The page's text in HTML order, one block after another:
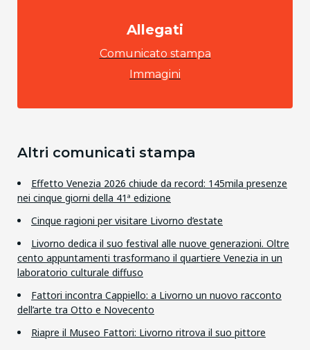
Allegati
Comunicato stampa
Immagini
Altri comunicati stampa
Effetto Venezia 2026 chiude da record: 145mila presenze
nei cinque giorni della 41ª edizione
Cinque ragioni per visitare Livorno d’estate
Livorno dedica il suo festival alle nuove generazioni. Oltre
cento appuntamenti trasformano il quartiere Venezia in un
laboratorio culturale diffuso
Fattori incontra Cappiello: a Livorno un nuovo racconto
dell’arte tra Otto e Novecento
Riapre il Museo Fattori: Livorno ritrova il suo pittore